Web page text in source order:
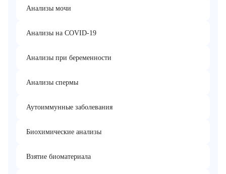
Анализы мочи
Анализы на COVID-19
Анализы при беременности
Анализы спермы
Аутоиммунные заболевания
Биохимические анализы
Взятие биоматериала